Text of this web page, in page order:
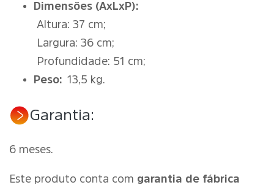
Dimensões (AxLxP):
Altura: 37 cm;
Largura: 36 cm;
Profundidade: 51 cm;
Peso: 13,5 kg.
Garantia:
6 meses.
Este produto conta com garantia de fábrica